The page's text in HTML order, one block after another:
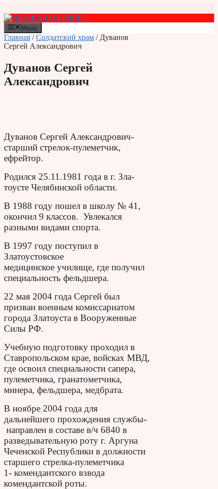
к
содержимому
Меню
Главная /Солдатский храм / Дуванов
Сергей Александрович
Дуванов Сергей
Александрович
Дуванов Сергей Александрович-
старший стрелок-пулеметчик,
ефрейтор.
Родился 25.11.1981 года в г. Зла­
тоусте Челябинской области.
В 1988 году пошел в школу № 41,
окончил 9 классов. Увлекался
разными видами спорта.
В 1997 году по­ступил в
Златоустовское
медицинское училище, где получил
специальность фельдшера.
22 мая 2004 года Сергей был
призван военным комиссариатом
города Златоуста в Вооруженные
Силы РФ.
Учебную подготовку проходил в
Ставрополь­ском крае, войсках МВД,
где освоил специально­сти сапера,
пулеметчика, гранатометчика,
минера, фельдшера, медбрата.
В ноябре 2004 года для
дальнейшего прохождения службы­
направлен в составе в/ч 6840 в
разведывательную роту г. Аргуна
Чеченской­ Республики в должности
старшего стрелка-пулеметчика
1- комендантского взво­да
комендантской роты.